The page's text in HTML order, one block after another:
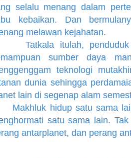
selalu menang dalam
kebaikan. Dan
melawan kejahatan.
itulah, penduduk
sumber daya
teknologi
dunia sehingga
lain di segenap alam
hidup satu sama
satu sama lain.
antarplanet, dan perang